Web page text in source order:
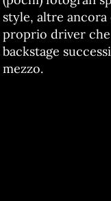
style, altre
proprio driver
backstage
mezzo.